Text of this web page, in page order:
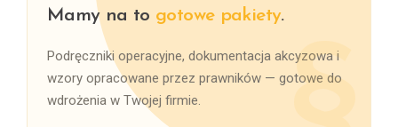
Mamy na to gotowe pakiety.
Podręczniki operacyjne, dokumentacja akcyzowa i
wzory opracowane przez prawników — gotowe do
wdrożenia w Twojej firmie.